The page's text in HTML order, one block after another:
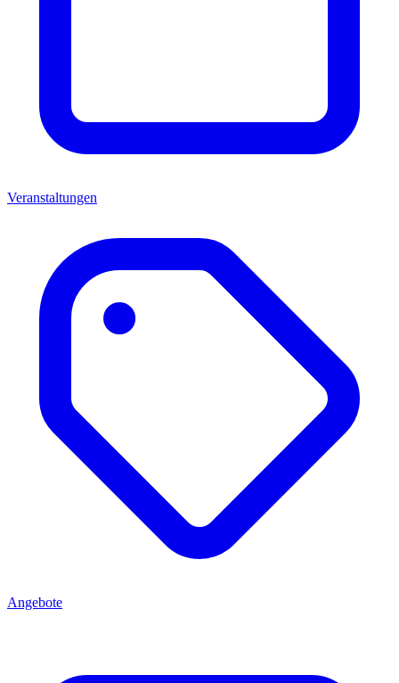
Veranstaltungen
Angebote